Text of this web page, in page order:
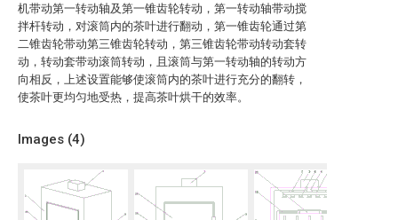
机带动第一转动轴及第一锥齿轮转动，第一转动轴带动搅
拌杆转动，对滚筒内的茶叶进行翻动，第一锥齿轮通过第
二锥齿轮带动第三锥齿轮转动，第三锥齿轮带动转动套转
动，转动套带动滚筒转动，且滚筒与第一转动轴的转动方
向相反，上述设置能够使滚筒内的茶叶进行充分的翻转，
使茶叶更均匀地受热，提高茶叶烘干的效率。
Images (4)